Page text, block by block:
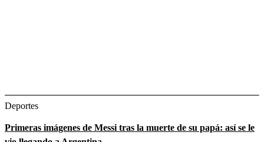
Deportes
Primeras imágenes de Messi tras la muerte de su papá: así se le